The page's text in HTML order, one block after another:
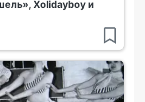
Xolidayboy и